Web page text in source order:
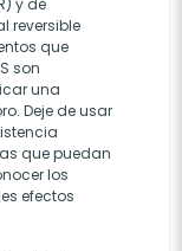
y de
reversible
que
son
una
Deje de usar
que puedan
los
efectos